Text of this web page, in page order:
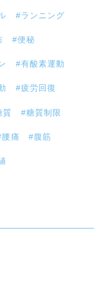
ランニング
便秘
有酸素運動
疲労回復
質 糖質制限
腰痛 腹筋